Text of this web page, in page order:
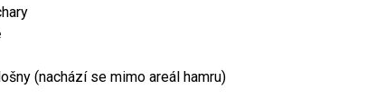
(nachází se mimo areál hamru)